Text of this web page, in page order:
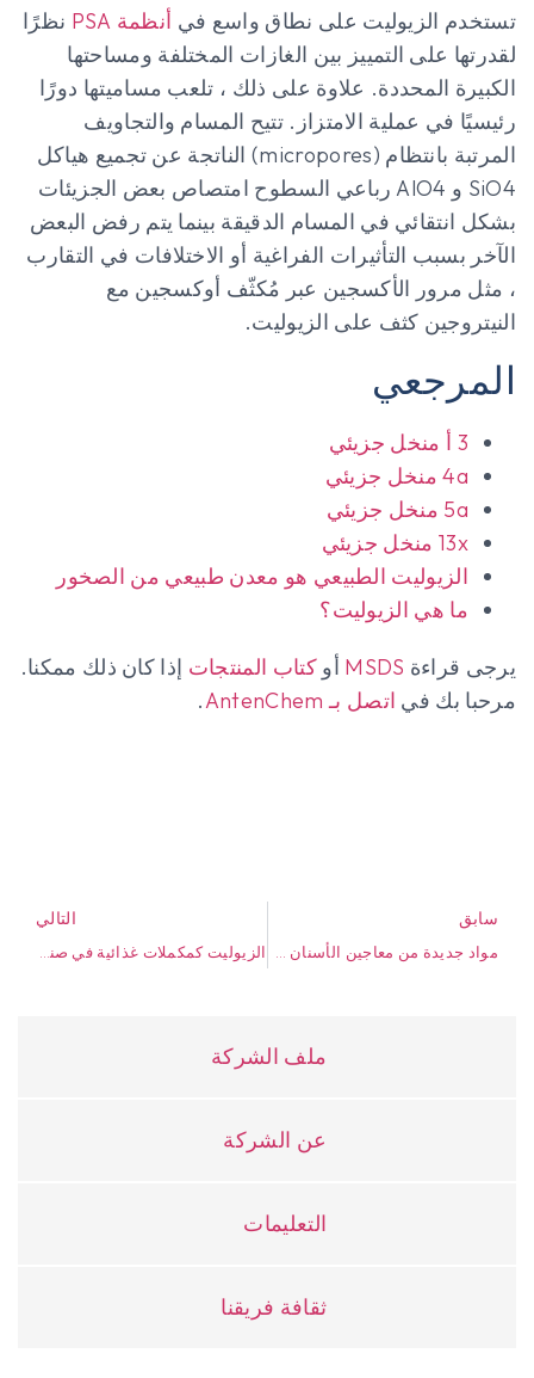
تستخدم الزيوليت على نطاق واسع في أنظمة PSA
نظرًا
لقدرتها على التمييز بين الغازات المختلفة ومساحتها
الكبيرة المحددة. علاوة على ذلك ، تلعب مساميتها دورًا
رئيسيًا في عملية الامتزاز. تتيح المسام والتجاويف
المرتبة بانتظام (micropores) الناتجة عن تجميع هياكل
SiO4 و AlO4 رباعي السطوح امتصاص بعض الجزيئات
بشكل انتقائي في المسام الدقيقة بينما يتم رفض البعض
الآخر بسبب التأثيرات الفراغية أو الاختلافات في التقارب
، مثل مرور الأكسجين عبر مُكثّف أوكسجين مع
النيتروجين كثف على الزيوليت.
المرجعي
3 أ منخل جزيئي
4a منخل جزيئي
5a منخل جزيئي
13x منخل جزيئي
الزيوليت الطبيعي هو معدن طبيعي من الصخور
ما هي الزيوليت؟
يرجى قراءة MSDS أوكتاب المنتجات إذا كان ذلك ممكنا.
مرحبا بك في اتصل بـ AntenChem .
سابق التالي
ملف الشركة
عن الشركة
التعليمات
ثقافة فريقنا